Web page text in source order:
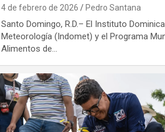
4 de febrero de 2026 Pedro Santana
Santo Domingo, R.D.– El Instituto
Meteorología (Indomet) y el Programa
Alimentos de…